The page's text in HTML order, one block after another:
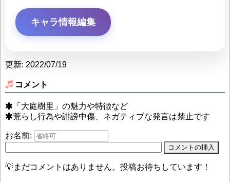
キャラ情報編集
更新: 2022/07/19
コメント
「大庭樹里」の魅力や特徴など
荒らし行為や誹謗中傷、ネガティブな発言は禁止です
お名前:
💡まだコメントはありません。投稿お待ちしています！